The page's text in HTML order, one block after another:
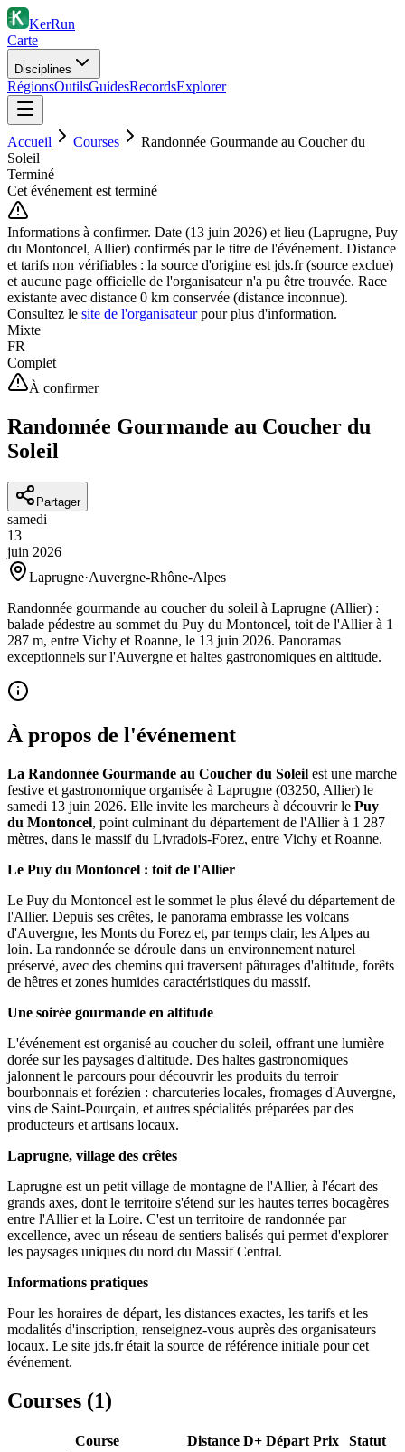
KerRun
Carte
Disciplines
RégionsOutilsGuidesRecordsExplorer
Accueil Courses
Randonnée Gourmande au Coucher du
Soleil
Terminé
Cet événement est terminé
Informations à confirmer. Date (13 juin 2026) et lieu (Laprugne, Puy
du Montoncel, Allier) confirmés par le titre de l'événement. Distance
et tarifs non vérifiables : la source d'origine est jds.fr (source exclue)
et aucune page officielle de l'organisateur n'a pu être trouvée. Race
existante avec distance 0 km conservée (distance inconnue).
Consultez le site de l'organisateur pour plus d'information.
Mixte
FR
Complet
À confirmer
Randonnée Gourmande au Coucher du
Soleil
Partager
samedi
13
juin 2026
Laprugne·Auvergne-Rhône-Alpes
Randonnée gourmande au coucher du soleil à Laprugne (Allier) :
balade pédestre au sommet du Puy du Montoncel, toit de l'Allier à 1
287 m, entre Vichy et Roanne, le 13 juin 2026. Panoramas
exceptionnels sur l'Auvergne et haltes gastronomiques en altitude.
À propos de l'événement
La Randonnée Gourmande au Coucher du Soleil est une marche
festive et gastronomique organisée à Laprugne (03250, Allier) le
samedi 13 juin 2026. Elle invite les marcheurs à découvrir le Puy
du Montoncel, point culminant du département de l'Allier à 1 287
mètres, dans le massif du Livradois-Forez, entre Vichy et Roanne.
Le Puy du Montoncel : toit de l'Allier
Le Puy du Montoncel est le sommet le plus élevé du département de
l'Allier. Depuis ses crêtes, le panorama embrasse les volcans
d'Auvergne, les Monts du Forez et, par temps clair, les Alpes au
loin. La randonnée se déroule dans un environnement naturel
préservé, avec des chemins qui traversent pâturages d'altitude, forêts
de hêtres et zones humides caractéristiques du massif.
Une soirée gourmande en altitude
L'événement est organisé au coucher du soleil, offrant une lumière
dorée sur les paysages d'altitude. Des haltes gastronomiques
jalonnent le parcours pour découvrir les produits du terroir
bourbonnais et forézien : charcuteries locales, fromages d'Auvergne,
vins de Saint-Pourçain, et autres spécialités préparées par des
producteurs et artisans locaux.
Laprugne, village des crêtes
Laprugne est un petit village de montagne de l'Allier, à l'écart des
grands axes, dont le territoire s'étend sur les hautes terres bocagères
entre l'Allier et la Loire. C'est un territoire de randonnée par
excellence, avec un réseau de sentiers balisés qui permet d'explorer
les paysages uniques du nord du Massif Central.
Informations pratiques
Pour les horaires de départ, les distances exactes, les tarifs et les
modalités d'inscription, renseignez-vous auprès des organisateurs
locaux. Le site jds.fr était la source de référence initiale pour cet
événement.
Courses (1)
Course Distance D+ Départ Prix
Statut